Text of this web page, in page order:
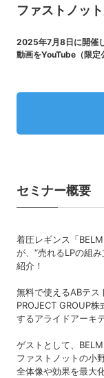
ファストノッ
2025年7月8日に開催
動画をYouTube（限定
セミナー概要
着圧レギンス「
が、“売れるLPの組
紹介！
無料で使えるABテ
PROJECT GROUP
するアライドアーキ
ゲストとして、
ファストノットの小
全体像や効果を最大